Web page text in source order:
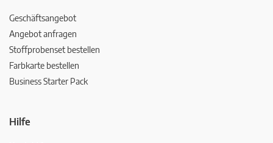
Geschäftsangebot
Angebot anfragen
Stoffprobenset bestellen
Farbkarte bestellen
Business Starter Pack
Hilfe